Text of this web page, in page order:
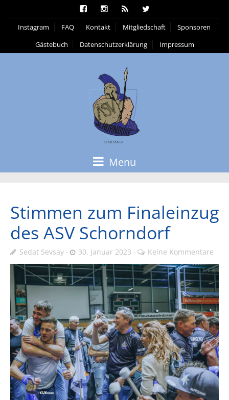
Instagram FAQ Kontakt Mitgliedschaft
Sponsoren
Gästebuch
Datenschutzerklärung Impressum
Menu
Stimmen zum Finaleinzug
des ASV Schorndorf
Sedat Sevsay 30. Januar 2023 Keine Kommentare